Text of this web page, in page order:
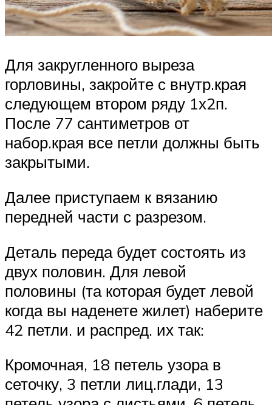
Для закругленного выреза
горловины, закройте с внутр.края
следующем втором ряду 1х2п.
После 77 сантиметров от
набор.края все петли должны быть
закрытыми.
Далее приступаем к вязанию
передней части с разрезом.
Деталь переда будет состоять из
двух половин. Для левой
половины (та которая будет левой
когда вы наденете жилет) наберите
42 петли. и распред. их так:
Кромочная, 18 петель узора в
сеточку, 3 петли лиц.глади, 13